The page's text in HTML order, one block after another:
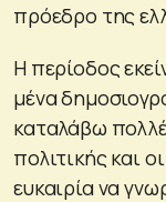
πρόεδρο της
Η περίοδος
μένα
καταλάβω
πολιτικής και
ευκαιρία να